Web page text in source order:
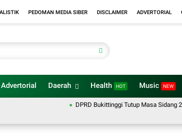
PEDOMAN MEDIA SIBER DISCLAIMER ADVERTORIAL
Advertorial Daerah Health HOT Music NEW
DPRD Bukittinggi Tutup Masa Sidang